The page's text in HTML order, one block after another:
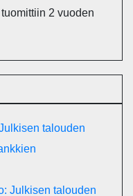
2 vuoden
talouden